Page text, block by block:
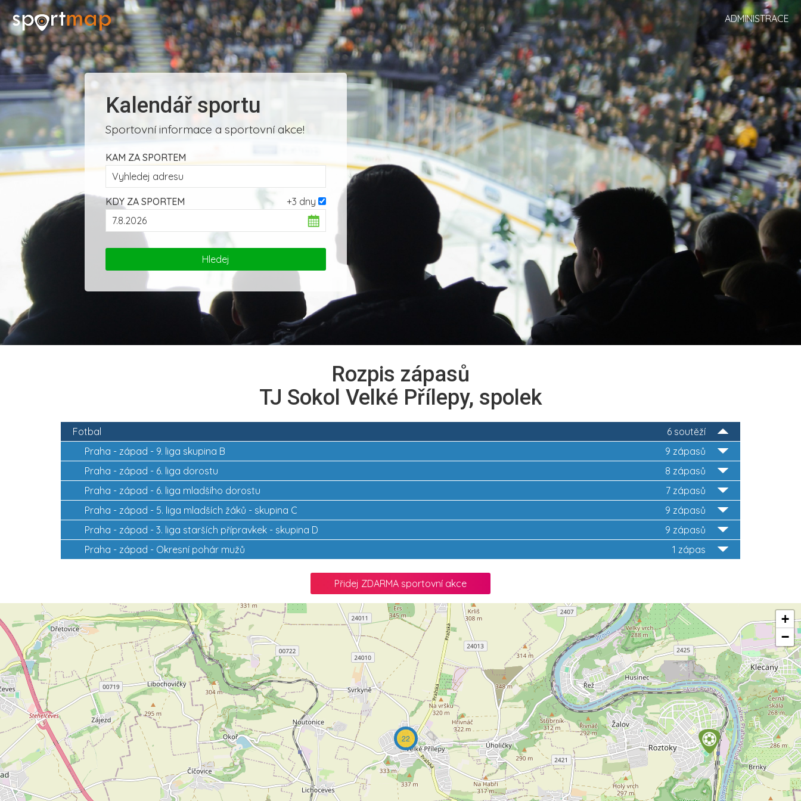
ADMINISTRACE
Kalendář sportu
Sportovní informace a sportovní akce!
KAM ZA SPORTEM
+3 dny
KDY ZA SPORTEM
Rozpis zápasů
TJ Sokol Velké Přílepy, spolek
6 soutěží
Fotbal
9 zápasů
Praha - západ - 9. liga skupina B
8 zápasů
Praha - západ - 6. liga dorostu
7 zápasů
Praha - západ - 6. liga mladšího dorostu
9 zápasů
Praha - západ - 5. liga mladších žáků - skupina C
9 zápasů
Praha - západ - 3. liga starších přípravkek - skupina D
1 zápas
Praha - západ - Okresní pohár mužů
Přidej ZDARMA sportovní akce
22
+
−